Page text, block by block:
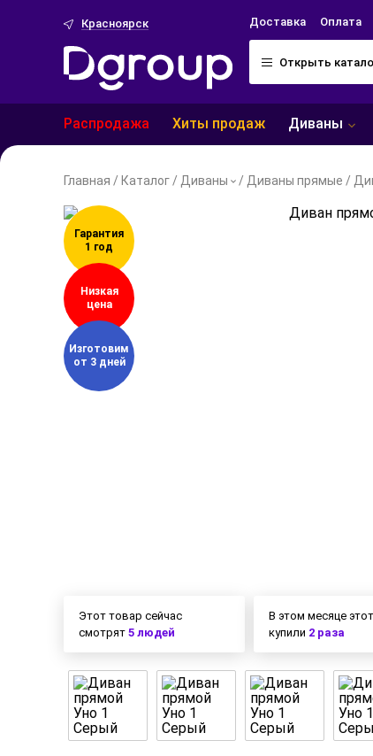
Красноярск Доставка Оплата
Открыть
Распродажа Хиты продаж Диваны
Главная / Каталог / Диваны / Диваны прямые /
Гарантия
1 год
Низкая
цена
Изготовим
от 3 дней
Этот товар сейчас
смотрят 5 людей
В этом месяце
купили 2 раза